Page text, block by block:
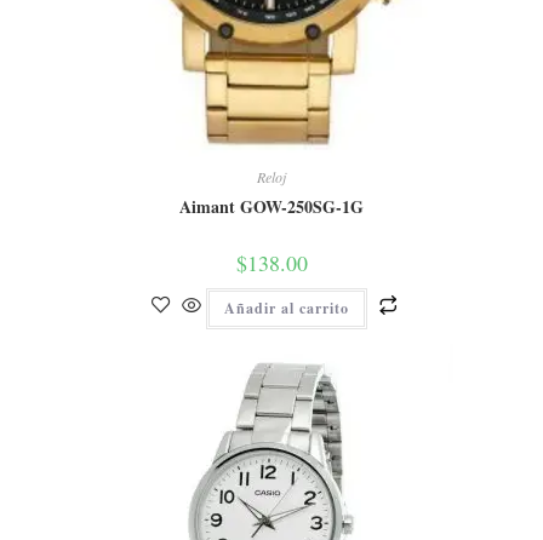
Reloj
Aimant GOW-250SG-1G
$138.00
Añadir al carrito